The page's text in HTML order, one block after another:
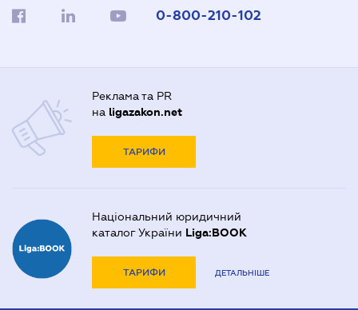
0-800-210-102
Реклама та PR
на ligazakon.net
ТАРИФИ
Національний юридичний
каталог України Liga:BOOK
ТАРИФИ ДЕТАЛЬНІШЕ